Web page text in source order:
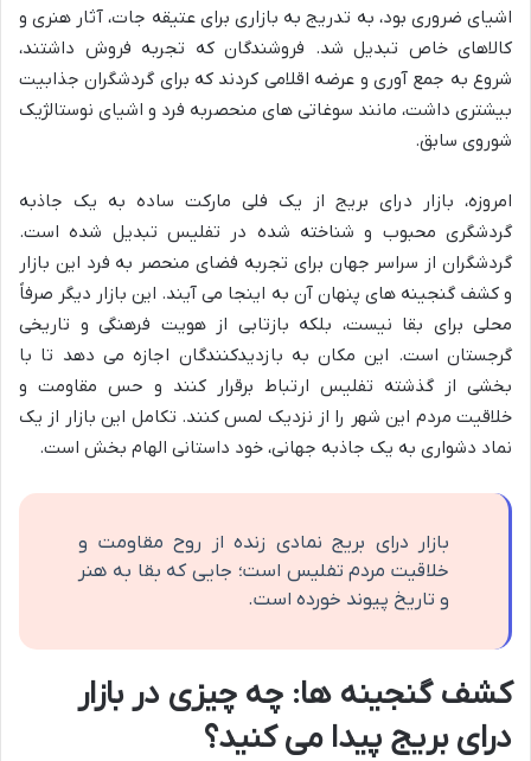
اشیای ضروری بود، به تدریج به بازاری برای عتیقه جات، آثار هنری و
کالاهای خاص تبدیل شد. فروشندگان که تجربه فروش داشتند،
شروع به جمع آوری و عرضه اقلامی کردند که برای گردشگران جذابیت
بیشتری داشت، مانند سوغاتی های منحصربه فرد و اشیای نوستالژیک
شوروی سابق.
امروزه، بازار درای بریج از یک فلی مارکت ساده به یک جاذبه
گردشگری محبوب و شناخته شده در تفلیس تبدیل شده است.
گردشگران از سراسر جهان برای تجربه فضای منحصر به فرد این بازار
و کشف گنجینه های پنهان آن به اینجا می آیند. این بازار دیگر صرفاً
محلی برای بقا نیست، بلکه بازتابی از هویت فرهنگی و تاریخی
گرجستان است. این مکان به بازدیدکنندگان اجازه می دهد تا با
بخشی از گذشته تفلیس ارتباط برقرار کنند و حس مقاومت و
خلاقیت مردم این شهر را از نزدیک لمس کنند. تکامل این بازار از یک
نماد دشواری به یک جاذبه جهانی، خود داستانی الهام بخش است.
بازار درای بریج نمادی زنده از روح مقاومت و
خلاقیت مردم تفلیس است؛ جایی که بقا به هنر
و تاریخ پیوند خورده است.
کشف گنجینه ها: چه چیزی در بازار
درای بریج پیدا می کنید؟